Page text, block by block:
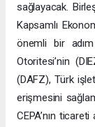
sağlayacak.
Kapsamlı
önemli bir
Otoritesi’nin
(DAFZ), Türk
erişmesini
CEPA’nın